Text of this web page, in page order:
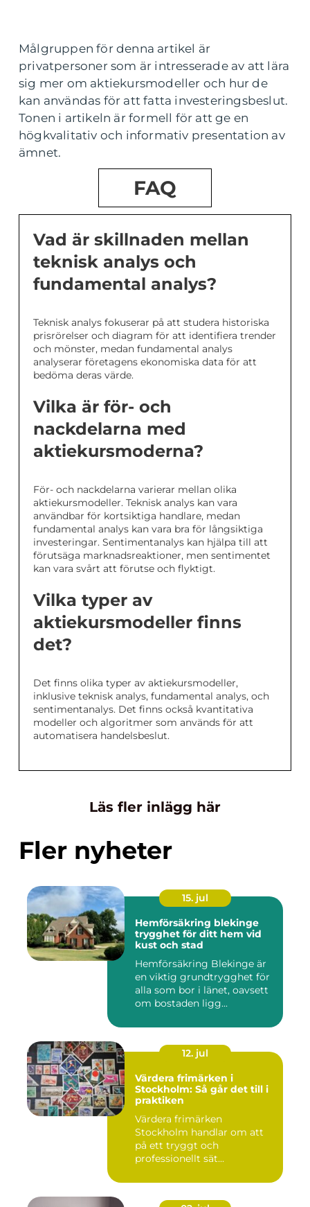
Målgruppen för denna artikel är
privatpersoner som är intresserade av att lära
sig mer om aktiekursmodeller och hur de
kan användas för att fatta investeringsbeslut.
Tonen i artikeln är formell för att ge en
högkvalitativ och informativ presentation av
ämnet.
FAQ
Vad är skillnaden mellan
teknisk analys och
fundamental analys?
Teknisk analys fokuserar på att studera historiska
prisrörelser och diagram för att identifiera trender
och mönster, medan fundamental analys
analyserar företagens ekonomiska data för att
bedöma deras värde.
Vilka är för- och
nackdelarna med
aktiekursmoderna?
För- och nackdelarna varierar mellan olika
aktiekursmodeller. Teknisk analys kan vara
användbar för kortsiktiga handlare, medan
fundamental analys kan vara bra för långsiktiga
investeringar. Sentimentanalys kan hjälpa till att
förutsäga marknadsreaktioner, men sentimentet
kan vara svårt att förutse och flyktigt.
Vilka typer av
aktiekursmodeller finns
det?
Det finns olika typer av aktiekursmodeller,
inklusive teknisk analys, fundamental analys, och
sentimentanalys. Det finns också kvantitativa
modeller och algoritmer som används för att
automatisera handelsbeslut.
Läs fler inlägg här
Fler nyheter
15. jul
Hemförsäkring blekinge
trygghet för ditt hem vid
kust och stad
Hemförsäkring Blekinge är
en viktig grundtrygghet för
alla som bor i länet, oavsett
om bostaden ligg...
12. jul
Värdera frimärken i
Stockholm: Så går det till i
praktiken
Värdera frimärken
Stockholm handlar om att
på ett tryggt och
professionellt sät...